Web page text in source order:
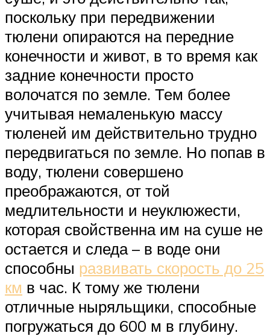
поскольку при передвижении
тюлени опираются на передние
конечности и живот, в то время как
задние конечности просто
волочатся по земле. Тем более
учитывая немаленькую массу
тюленей им действительно трудно
передвигаться по земле. Но попав в
воду, тюлени совершено
преображаются, от той
медлительности и неуклюжести,
которая свойственна им на суше не
остается и следа – в воде они
способны развивать скорость до 25
км в час. К тому же тюлени
отличные ныряльщики, способные
погружаться до 600 м в глубину.